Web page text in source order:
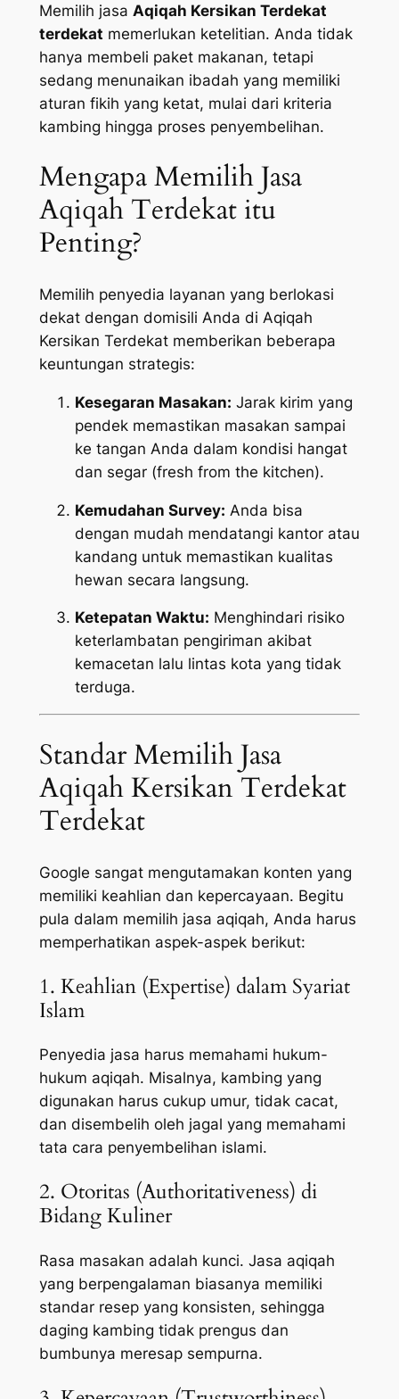
Memilih jasa Aqiqah Kersikan Terdekat
terdekat memerlukan ketelitian. Anda tidak
hanya membeli paket makanan, tetapi
sedang menunaikan ibadah yang memiliki
aturan fikih yang ketat, mulai dari kriteria
kambing hingga proses penyembelihan.
Mengapa Memilih Jasa
Aqiqah Terdekat itu
Penting?
Memilih penyedia layanan yang berlokasi
dekat dengan domisili Anda di Aqiqah
Kersikan Terdekat memberikan beberapa
keuntungan strategis:
Kesegaran Masakan: Jarak kirim yang
pendek memastikan masakan sampai
ke tangan Anda dalam kondisi hangat
dan segar (fresh from the kitchen).
Kemudahan Survey: Anda bisa
dengan mudah mendatangi kantor atau
kandang untuk memastikan kualitas
hewan secara langsung.
Ketepatan Waktu: Menghindari risiko
keterlambatan pengiriman akibat
kemacetan lalu lintas kota yang tidak
terduga.
Standar Memilih Jasa
Aqiqah Kersikan Terdekat
Terdekat
Google sangat mengutamakan konten yang
memiliki keahlian dan kepercayaan. Begitu
pula dalam memilih jasa aqiqah, Anda harus
memperhatikan aspek-aspek berikut:
1. Keahlian (Expertise) dalam Syariat
Islam
Penyedia jasa harus memahami hukum-
hukum aqiqah. Misalnya, kambing yang
digunakan harus cukup umur, tidak cacat,
dan disembelih oleh jagal yang memahami
tata cara penyembelihan islami.
2. Otoritas (Authoritativeness) di
Bidang Kuliner
Rasa masakan adalah kunci. Jasa aqiqah
yang berpengalaman biasanya memiliki
standar resep yang konsisten, sehingga
daging kambing tidak prengus dan
bumbunya meresap sempurna.